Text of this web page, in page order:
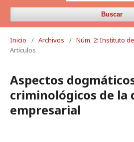
Buscar
Inicio / Archivos / Núm. 2: Instituto
Artículos
Aspectos
criminológicos de la
empresarial